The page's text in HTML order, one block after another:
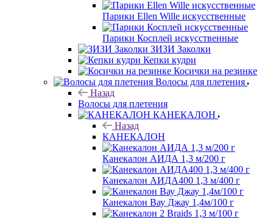
Парики Ellen Wille искусственные
Парики Косплей искусственные
ЗИЗИ Заколки
Кепки кудри
Косички на резинке
Волосы для плетения
Назад
Волосы для плетения
КАНЕКАЛОН
Назад
КАНЕКАЛОН
Канекалон АИДА 1,3 м/200 г
Канекалон АИДА400 1,3 м/400 г
Канекалон Вау Джау 1,4м/100 г